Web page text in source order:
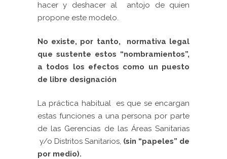
hacer y deshacer al antojo de quien
propone este modelo.
No existe, por tanto, normativa legal
que sustente estos “nombramientos”,
a todos los efectos como un puesto
de libre designación
La práctica habitual es que se encargan
estas funciones a una persona por parte
de las Gerencias de las Áreas Sanitarias
y/o Distritos Sanitarios, (sin “papeles” de
por medio).